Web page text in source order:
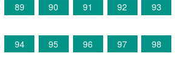
89 90 91 92 93
94 95 96 97
98